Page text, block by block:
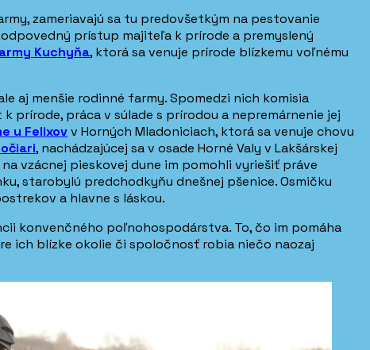
zameriavajú sa tu predovšetkým na pestovanie
prístup majiteľa k prírode a premyslený
Kuchyňa, ktorá sa venuje prírode blízkemu voľnému
aj menšie rodinné farmy. Spomedzi nich komisia
prírode, práca v súlade s prírodou a nepremárnenie jej
u Felixovv Horných Mladoniciach, ktorá sa venuje chovu
, nachádzajúcej sa v osade Horné Valy v Lakšárskej
vzácnej pieskovej dune im pomohli vyriešiť práve
starobylú predchodkyňu dnešnej pšenice. Osmičku
a hlavne s láskou.
konvenčného poľnohospodárstva. To, čo im pomáha
ich blízke okolie či spoločnosť robia niečo naozaj